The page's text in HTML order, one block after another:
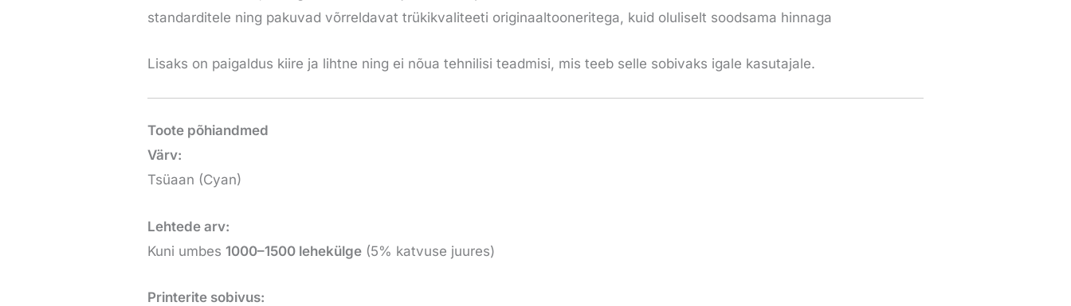
standarditele ning pakuvad võrreldavat trükikvaliteeti originaaltooneritega, kuid oluliselt soodsama hinnaga
Lisaks on paigaldus kiire ja lihtne ning ei nõua tehnilisi teadmisi, mis teeb selle sobivaks igale kasutajale.
Toote põhiandmed
Värv:
Tsüaan (Cyan)
Lehtede arv:
Kuni umbes1000–1500 lehekülge (5% katvuse juures)
Printerite sobivus: